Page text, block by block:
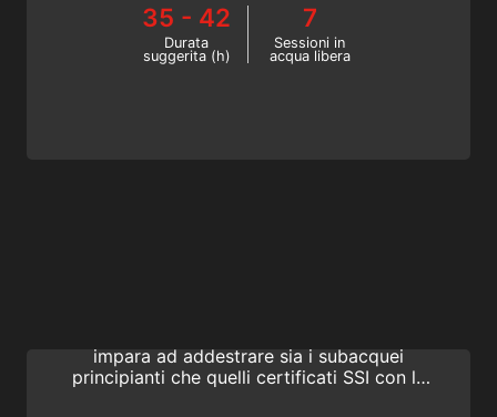
35 - 42
Durata
suggerita (h)
7
Sessioni in
acqua libera
impara ad addestrare sia i subacquei
principianti che quelli certificati SSI con la